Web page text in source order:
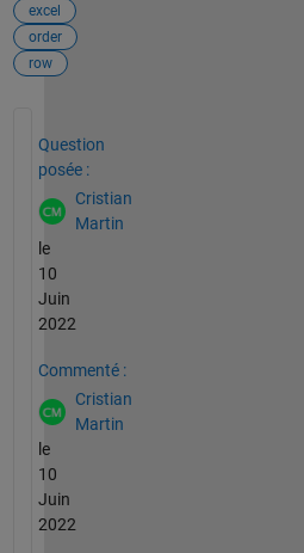
excel
order
row
Question
posée :
Cristian
Martin
le
10
Juin
2022
Commenté :
Cristian
Martin
le
10
Juin
2022